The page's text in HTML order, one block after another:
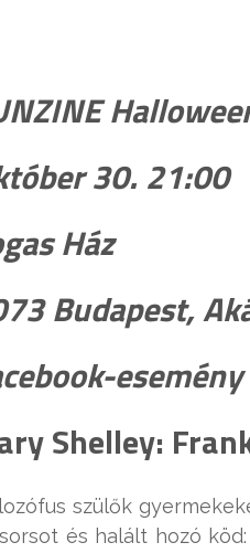
30. 21:00
Ház
Budapest,
esemény
Shelley:
szülők
és halált hozó